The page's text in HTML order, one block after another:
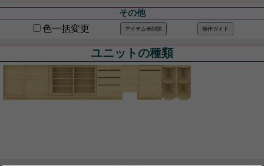
ユニットの種類
その他
色一括変更 アイテム全削除 操作ガイド